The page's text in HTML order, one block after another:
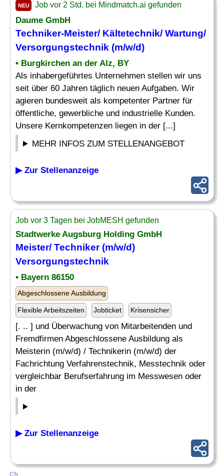
NEU Job vor 2 Std. bei Mindmatch.ai gefunden
Daume GmbH
Techniker-Meister/ Kältetechnik/ Wartung/
Versorgungstechnik (m/w/d)
• Burgkirchen an der Alz, BY
Als inhabergeführtes Unternehmen stellen wir uns
seit über 60 Jahren täglich neuen Aufgaben. Wir
agieren bundesweit als kompetenter Partner für
öffentliche, gewerbliche und industrielle Kunden.
Unsere Kernkompetenzen liegen in der [...]
MEHR INFOS ZUM STELLENANGEBOT
▶ Zur Stellenanzeige
Job vor 3 Tagen bei JobMESH gefunden
Stadtwerke Augsburg Holding GmbH
Meister/ Techniker(m/w/d)
Versorgungstechnik
• Bayern 86150
Abgeschlossene Ausbildung
Flexible Arbeitszeiten Jobticket Krisensicher
[. .. ] und Überwachung von Mitarbeitenden und
Fremdfirmen Abgeschlossene Ausbildung als
Meisterin (m/w/d) / Technikerin (m/w/d) der
Fachrichtung Verfahrenstechnik, Messtechnik oder
vergleichbar Berufserfahrung im Messwesen oder
in der
▶ Zur Stellenanzeige